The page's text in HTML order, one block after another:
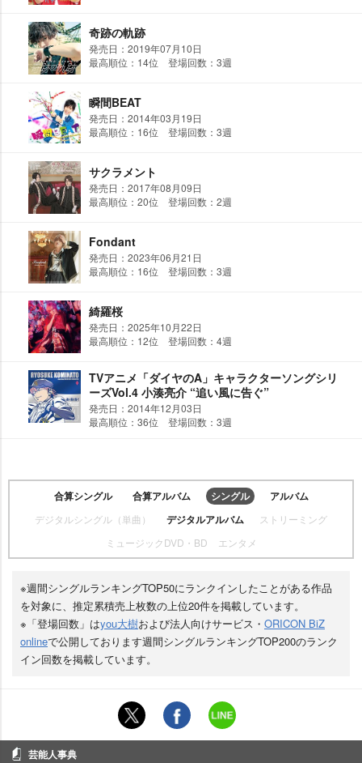
奇跡の軌跡
発売日：2019年07月10日
最高順位：14位 登場回数：3週
瞬間BEAT
発売日：2014年03月19日
最高順位：16位 登場回数：3週
サクラメント
発売日：2017年08月09日
最高順位：20位 登場回数：2週
Fondant
発売日：2023年06月21日
最高順位：16位 登場回数：3週
綺羅桜
発売日：2025年10月22日
最高順位：12位 登場回数：4週
TVアニメ「ダイヤのA」キャラクターソングシリ
ーズVol.4 小湊亮介 “追い風に告ぐ”
発売日：2014年12月03日
最高順位：36位 登場回数：3週
合算シングル 合算アルバム シングル アルバム
デジタルシングル（単曲） デジタルアルバム
ストリーミング
ミュージックDVD・BD
エンタメ
※週間シングルランキングTOP50にランクインしたことがある作品
を対象に、推定累積売上枚数の上位20件を掲載しています。
※「登場回数」はyou大樹および法人向けサービス・ ORICON BiZ
onlineで公開しております週間シングルランキングTOP200のランク
イン回数を掲載しています。
芸能人事典